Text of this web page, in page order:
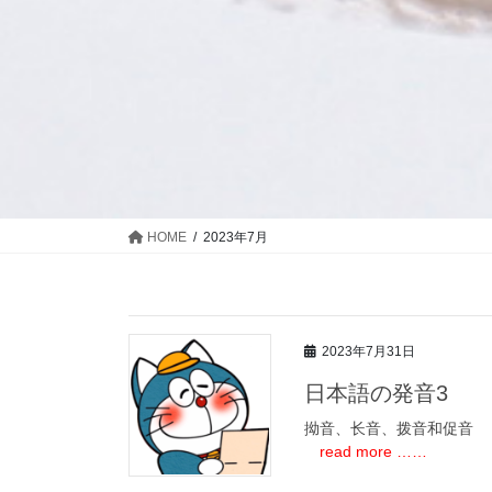
HOME 2023年7月
2023年7月31日
日本語の発音3
拗音、长音、拨音和促音
read more ……